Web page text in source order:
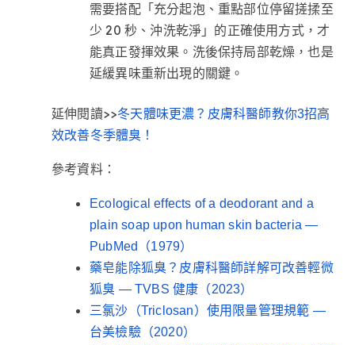
需要搭配「充分起泡、重點部位停留搓揉至
少 20 秒、沖洗乾淨」的正確使用方式，才
能真正發揮效果。洗後保持局部乾燥，也是
延緩異味重新出現的關鍵。
延伸閱讀>>冬天體味更濃？皮膚科醫師教你3招高
效改善冬季體臭！
參考資料：
Ecological effects of a deodorant and a
plain soap upon human skin bacteria —
PubMed（1979）
藥皂能除狐臭？皮膚科醫師詳解可改善輕微
狐臭 — TVBS 健康（2023）
三氯沙（Triclosan）使用限量管理規範 —
台美檢驗（2020）